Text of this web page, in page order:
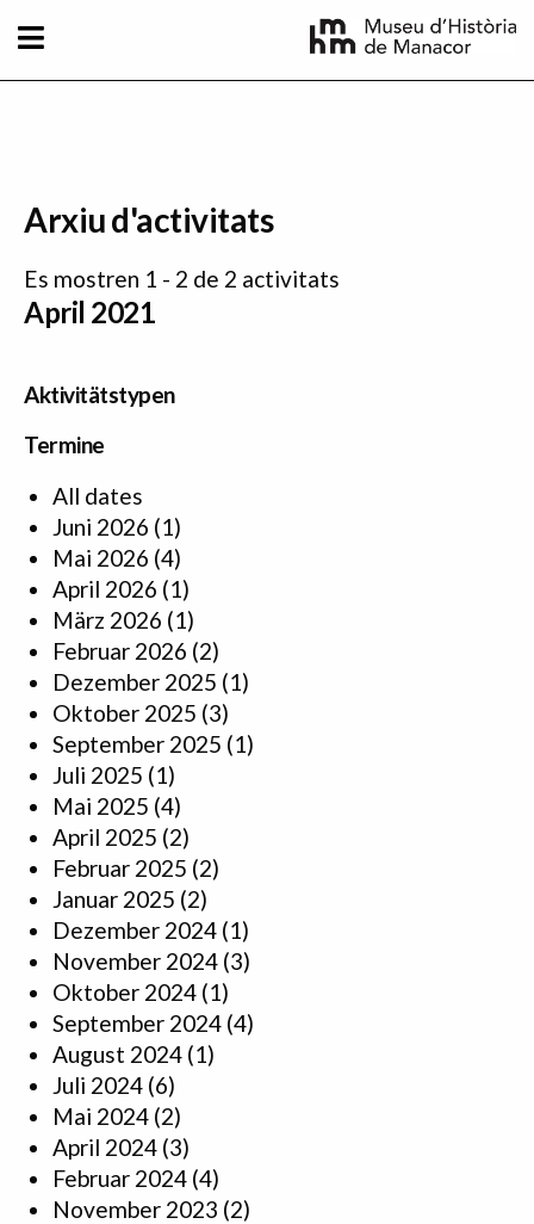
Arxiu d'activitats
Es mostren 1 - 2 de 2 activitats
April 2021
Aktivitätstypen
Termine
All dates
Juni 2026 (1)
Mai 2026 (4)
April 2026 (1)
März 2026 (1)
Februar 2026 (2)
Dezember 2025 (1)
Oktober 2025 (3)
September 2025 (1)
Juli 2025 (1)
Mai 2025 (4)
April 2025 (2)
Februar 2025 (2)
Januar 2025 (2)
Dezember 2024 (1)
November 2024 (3)
Oktober 2024 (1)
September 2024 (4)
August 2024 (1)
Juli 2024 (6)
Mai 2024 (2)
April 2024 (3)
Februar 2024 (4)
November 2023 (2)